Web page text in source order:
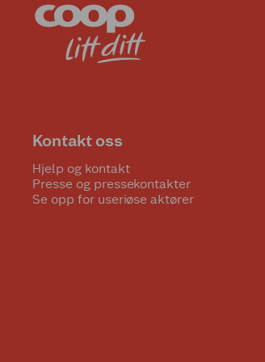
Kontakt oss
Hjelp og kontakt
Presse og pressekontakter
Se opp for useriøse aktører